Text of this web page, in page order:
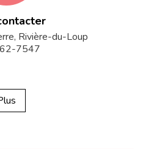
map
Rivière-du-Loup
7547